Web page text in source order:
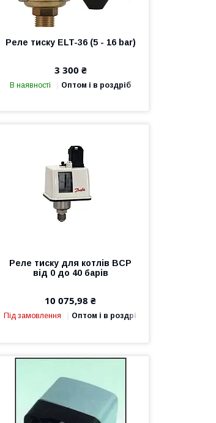
Реле тиску ELT-36 (5 - 16 bar)
3 300 ₴
В наявності Оптом і в роздріб
Реле тиску для котлів BCP
від 0 до 40 барів
10 075,98 ₴
Під замовлення Оптом і в роздріб